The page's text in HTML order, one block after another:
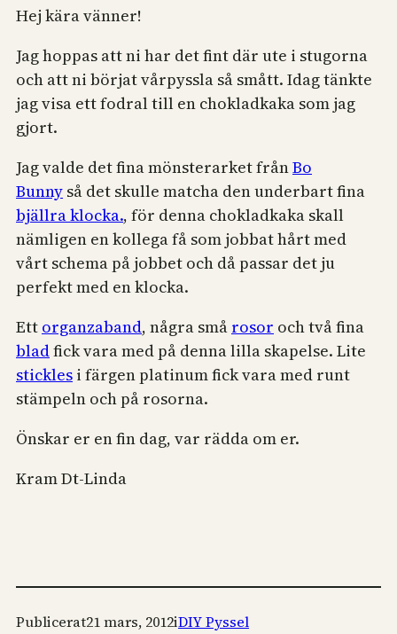
Hej kära vänner!
Jag hoppas att ni har det fint där ute i stugorna
och att ni börjat vårpyssla så smått. Idag tänkte
jag visa ett fodral till en chokladkaka som jag
gjort.
Jag valde det fina mönsterarket frånBo
Bunny så det skulle matcha den underbart fina
bjällra klocka., för denna chokladkaka skall
nämligen en kollega få som jobbat hårt med
vårt schema på jobbet och då passar det ju
perfekt med en klocka.
Ett organzaband, några små rosor och två fina
bladfick vara med på denna lilla skapelse. Lite
stickles i färgen platinum fick vara med runt
stämpeln och på rosorna.
Önskar er en fin dag, var rädda om er.
Kram Dt-Linda
Publicerat21 mars, 2012iDIY Pyssel